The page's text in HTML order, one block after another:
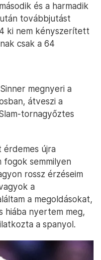
és a harmadik
továbbjutást
ki nem kényszerített
csak a 64
megnyeri a
átveszi a
tornagyőztes
érdemes újra
fogok semmilyen
rossz érzéseim
a
a megoldásokat,
hiába nyertem meg,
a spanyol.